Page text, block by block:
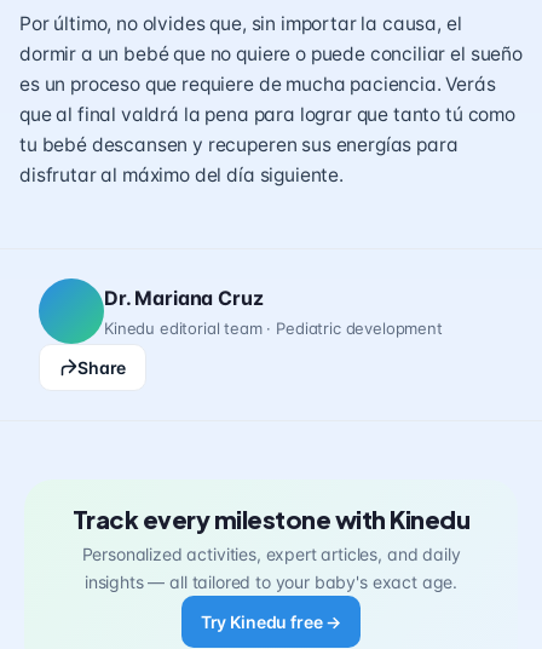
Por último, no olvides que, sin importar la causa, el
dormir a un bebé que no quiere o puede conciliar el sueño
es un proceso que requiere de mucha paciencia. Verás
que al final valdrá la pena para lograr que tanto tú como
tu bebé descansen y recuperen sus energías para
disfrutar al máximo del día siguiente.
Dr. Mariana Cruz
Kinedu editorial team · Pediatric development
Share
Track every milestone with Kinedu
Personalized activities, expert articles, and daily
insights — all tailored to your baby's exact age.
Try Kinedu free →